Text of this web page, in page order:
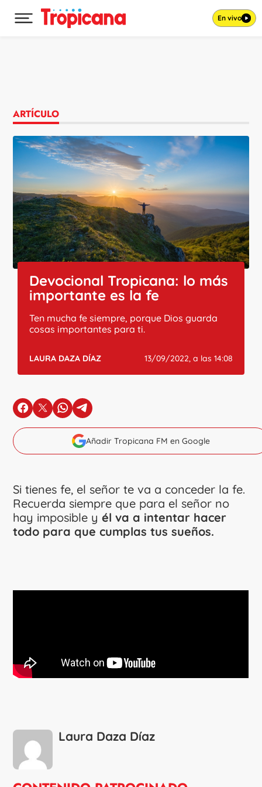
Desplegar menú principal En vivo
ARTÍCULO
Devocional Tropicana: lo más
importante es la fe
Ten mucha fe siempre, porque Dios guarda
cosas importantes para ti.
LAURA DAZA DÍAZ 13/09/2022, a las 14:08
en Facebook
en Xen Whatsapp
en Telegram
Añadir Tropicana FM en Google
Si tienes fe, el señor te va a conceder la fe.
Recuerda siempre que para el señor no
hay imposible y él va a intentar hacer
todo para que cumplas tus sueños.
Laura Daza Díaz